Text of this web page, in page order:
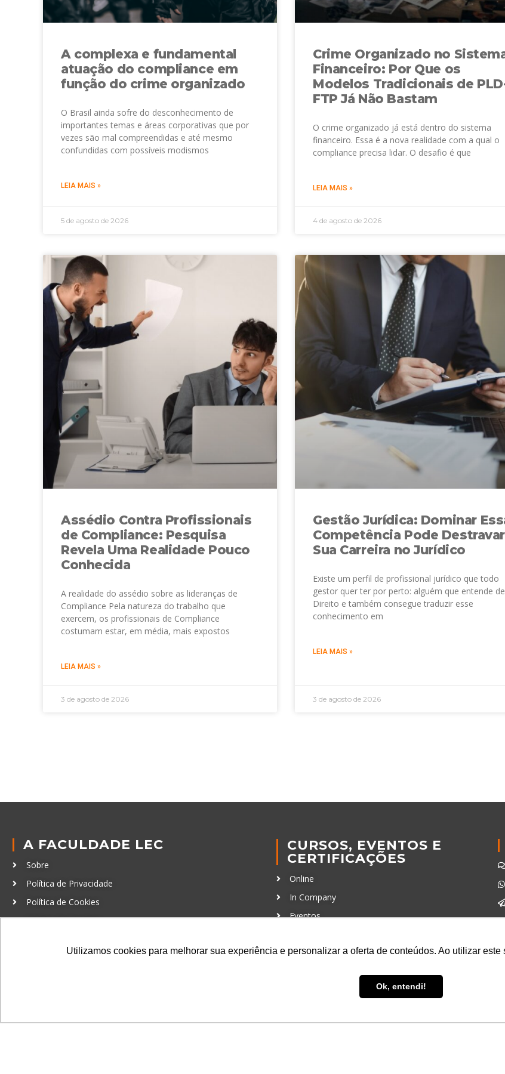
Utilizamos cookies para melhorar sua experiência e personalizar a oferta de conteúdos. Ao utilizar
Ok, entendi!
A complexa e fundamental
atuação do compliance em
função do crime organizado
O Brasil ainda sofre do desconhecimento de
importantes temas e áreas corporativas que por
vezes são mal compreendidas e até mesmo
confundidas com possíveis modismos
LEIA MAIS »
5 de agosto de 2026
Crime Organizado no
Financeiro: Por Que os
Modelos Tradicionais de
FTP Já Não Bastam
O crime organizado já está dentro do sistema
financeiro. Essa é a nova realidade com a qual o
compliance precisa lidar. O desafio é que
LEIA MAIS »
4 de agosto de 2026
Assédio Contra Profissionais
de Compliance: Pesquisa
Revela Uma Realidade Pouco
Conhecida
A realidade do assédio sobre as lideranças de
Compliance Pela natureza do trabalho que
exercem, os profissionais de Compliance
costumam estar, em média, mais expostos
LEIA MAIS »
3 de agosto de 2026
Gestão Jurídica: Dominar
Competência Pode Destravar
Sua Carreira no Jurídico
Existe um perfil de profissional jurídico que todo
gestor quer ter por perto: alguém que entende de
Direito e também consegue traduzir esse
conhecimento em
LEIA MAIS »
3 de agosto de 2026
A FACULDADE LEC
Sobre
Política de Privacidade
Política de Cookies
Código de Conduta
CURSOS, EVENTOS E
CERTIFICAÇÕES
Online
In Company
Eventos